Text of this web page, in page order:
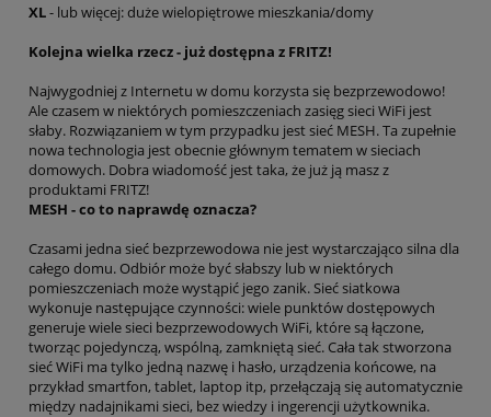
XL- lub więcej: duże wielopiętrowe mieszkania/domy
Kolejna wielka rzecz - już dostępna z FRITZ!
Najwygodniej z Internetu w domu korzysta się bezprzewodowo!
Ale czasem w niektórych pomieszczeniach zasięg sieci WiFi jest
słaby. Rozwiązaniem w tym przypadku jest sieć MESH. Ta zupełnie
nowa technologia jest obecnie głównym tematem w sieciach
domowych. Dobra wiadomość jest taka, że już ją masz z
produktami FRITZ!
MESH - co to naprawdę oznacza?
Czasami jedna sieć bezprzewodowa nie jest wystarczająco silna dla
całego domu. Odbiór może być słabszy lub w niektórych
pomieszczeniach może wystąpić jego zanik. Sieć siatkowa
wykonuje następujące czynności: wiele punktów dostępowych
generuje wiele sieci bezprzewodowych WiFi, które są łączone,
tworząc pojedynczą, wspólną, zamkniętą sieć. Cała tak stworzona
sieć WiFi ma tylko jedną nazwę i hasło, urządzenia końcowe, na
przykład smartfon, tablet, laptop itp, przełączają się automatycznie
między nadajnikami sieci, bez wiedzy i ingerencji użytkownika.